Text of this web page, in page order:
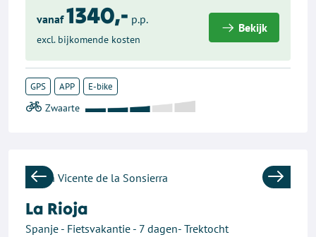
vanaf 1340,- p.p.
excl. bijkomende kosten
Bekijk
GPS APP E-bike
Previous Next
La Rioja
Spanje - Fietsvakantie - 7 dagen- Trektocht